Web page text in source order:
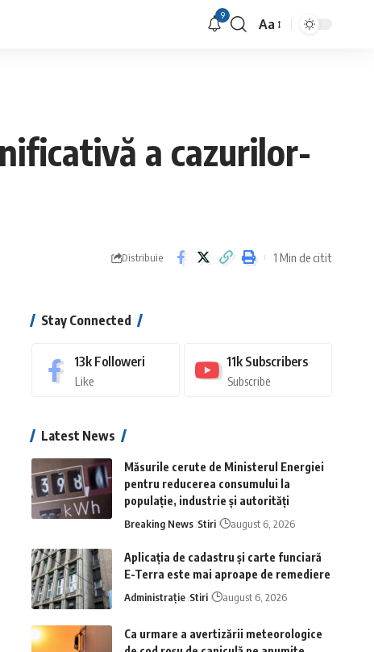
9
Font
Aa
a cazurilor-
Distribuie 1 Min de citit
Stay Connected
13k Followeri
Like
11k Subscribers
Subscribe
Latest News
Măsurile cerute de Ministerul Energiei
pentru reducerea consumului la
populație, industrie și autorități
Breaking News Stiri august 6, 2026
Aplicaţia de cadastru şi carte funciară
E-Terra este mai aproape de remediere
Administrație Stiri august 6, 2026
Ca urmare a avertizării meteorologice